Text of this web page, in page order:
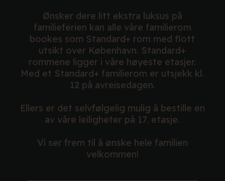
Ønsker dere litt ekstra luksus på
familieferien kan alle våre familierom
bookes som Standard+ rom med flott
utsikt over København. Standard+
rommene ligger i våre høyeste etasjer.
Med et Standard+ familierom er utsjekk kl.
12 på avreisedagen.
Ellers er det selvfølgelig mulig å bestille en
av våre leiligheter på 17. etasje.
Vi ser frem til å ønske hele familien
velkommen!